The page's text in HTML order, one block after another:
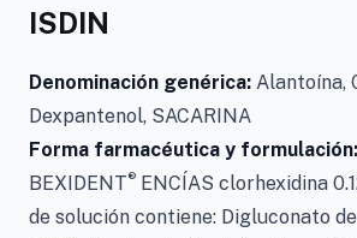
ISDIN
Denominación genérica: Alantoína,
Dexpantenol, SACARINA
Forma farmacéutica y formulación:
BEXIDENT® ENCÍAS clorhexidina
de solución contiene: Digluconato